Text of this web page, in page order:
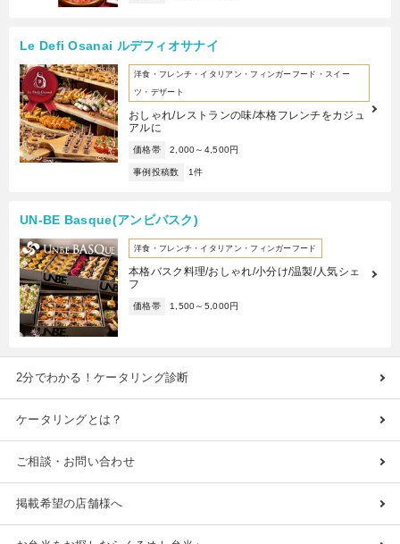
Le Defi Osanai ルデフィオサナイ
洋食・フレンチ・イタリアン・フィンガーフード・スイー
ツ・デザート
おしゃれ/レストランの味/本格フレンチをカジュ
アルに
価格帯 2,000～4,500円
事例投稿数 1件
UN-BE Basque(アンビバスク)
洋食・フレンチ・イタリアン・フィンガーフード
本格バスク料理/おしゃれ/小分け/温製/人気シェ
フ
価格帯 1,500～5,000円
2分でわかる！ケータリング診断
ケータリングとは？
ご相談・お問い合わせ
掲載希望の店舗様へ